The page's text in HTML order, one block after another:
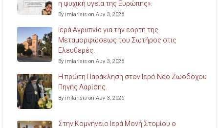
η ψυχική υγεία της Ευρώπης».
By imlarisis on Αυγ 3, 2026
Ιερά Αγρυπνία για την εορτή της
Μεταμορφώσεως του Σωτήρος στις
Ελευθερές.
By imlarisis on Αυγ 3, 2026
Η πρώτη Παράκληση στον Ιερό Ναό Ζωοδόχου
Πηγής Λαρίσης.
By imlarisis on Αυγ 3, 2026
Στην Κομνήνειο Ιερά Μονή Στομίου ο